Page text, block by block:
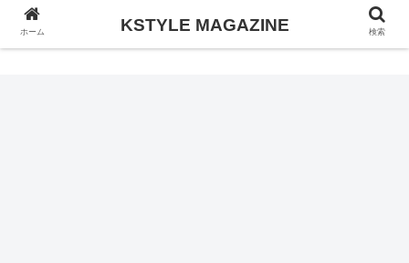
KSTYLE MAGAZINE
ホーム KSTYLE MAGAZINE 検索